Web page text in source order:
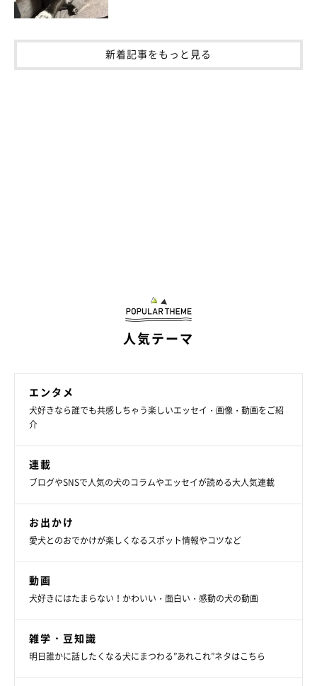
きなちゃんの飼い主さんからは、
「いつもかわいい笑顔を見せてくれてありがとう！ 私が落ち込
んでいるとき、そっとそばに来てくれるきな。暴れん坊で犬見知
新着記事をもっと見る
人気テーマ
エンタメ
犬好きなら誰でも共感しちゃう楽しいエッセイ・画像・動画をご紹
介
連載
ブログやSNSで人気の犬のコラムやエッセイが読める大人気連載
お出かけ
愛犬とのおでかけが楽しくなるスポット情報やコツなど
動画
犬好きにはたまらない！かわいい・面白い・感動の犬の動画
雑学・豆知識
明日誰かに話したくなる犬にまつわる”あれこれ”ネタはこちら